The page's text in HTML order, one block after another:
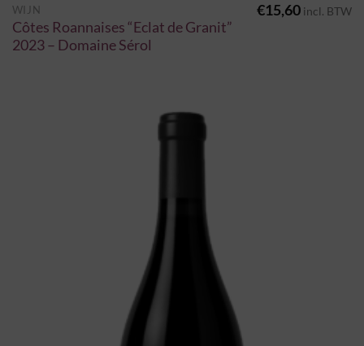
WIJN
Côtes Roannaises “Eclat de Granit”
2023 – Domaine Sérol
€15,60 incl. BTW